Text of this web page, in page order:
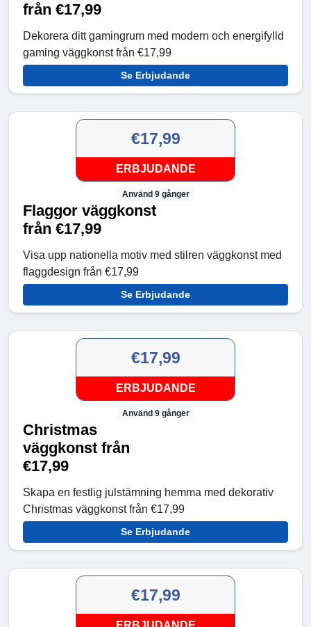
från €17,99
Dekorera ditt gamingrum med modern och energifylld
gaming väggkonst från €17,99
Se Erbjudande
€17,99
ERBJUDANDE
Använd 9 gånger
Flaggor väggkonst
från €17,99
Visa upp nationella motiv med stilren väggkonst med
flaggdesign från €17,99
Se Erbjudande
€17,99
ERBJUDANDE
Använd 9 gånger
Christmas
väggkonst från
€17,99
Skapa en festlig julstämning hemma med dekorativ
Christmas väggkonst från €17,99
Se Erbjudande
€17,99